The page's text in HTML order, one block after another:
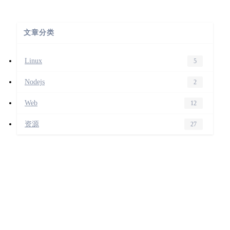
文章分类
Linux 5
Nodejs 2
Web 12
资源 27